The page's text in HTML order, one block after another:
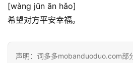
古
今
[wàng jūn ān hǎo]
希望对方平安幸福。
声明：词多多mobanduoduo.com部